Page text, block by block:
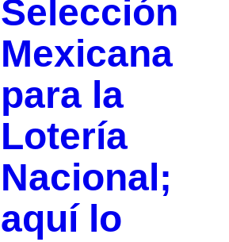
Selección
Mexicana
para la
Lotería
Nacional;
aquí lo